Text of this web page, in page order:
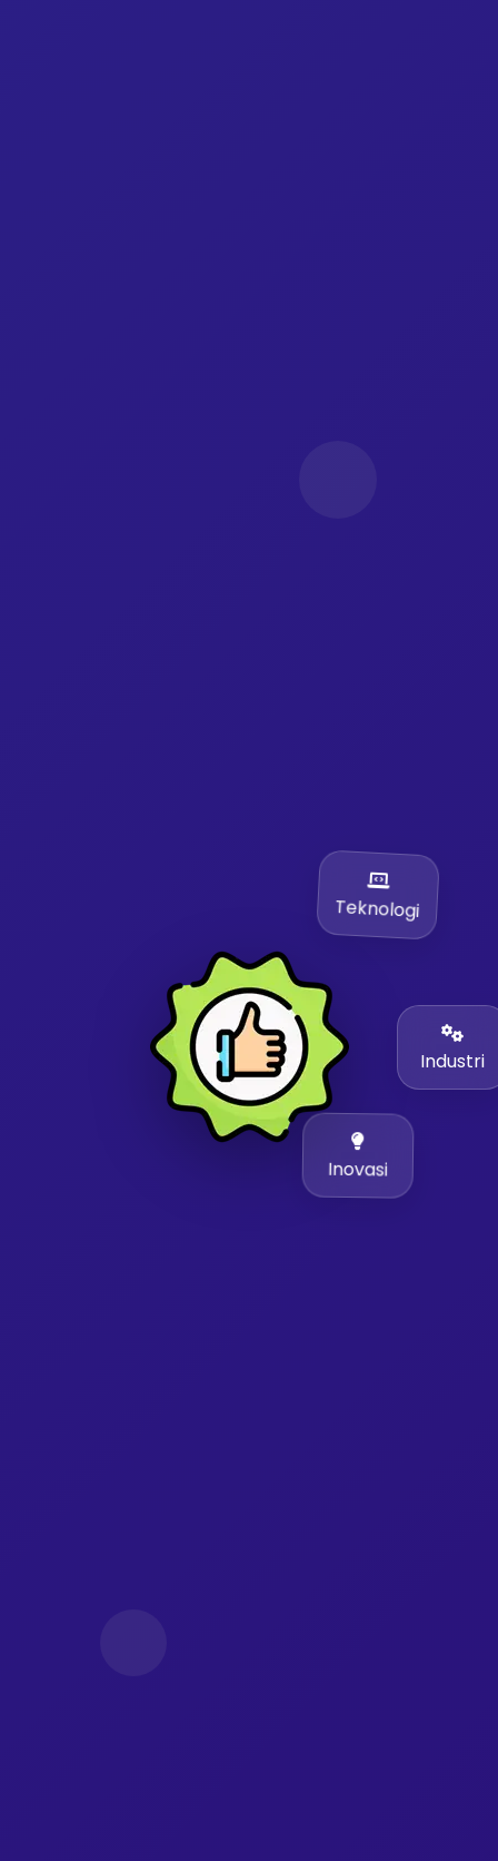
Teknologi
Industri
Inovasi